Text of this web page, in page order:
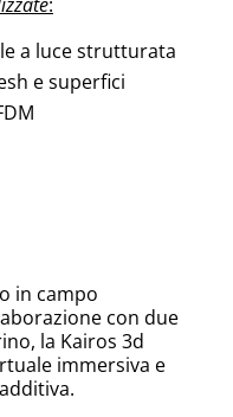
a luce strutturata
e superfici
in campo
con due
la Kairos 3d
immersiva e